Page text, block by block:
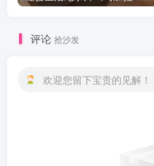
评论 抢沙发
欢迎您留下宝贵的见解！